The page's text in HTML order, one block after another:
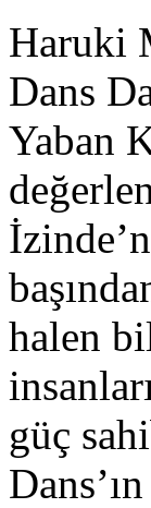
Haruki
Dans
Yaban
halen
güç